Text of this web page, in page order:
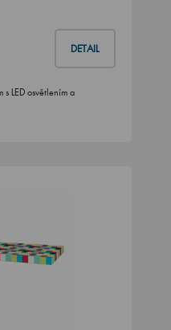
DETAIL
LED osvětlením a